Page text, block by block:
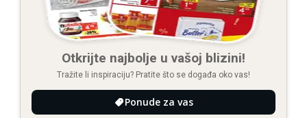
Otkrijte najbolje u vašoj blizini!
Tražite li inspiraciju? Pratite što se događa oko vas!
Ponude za vas